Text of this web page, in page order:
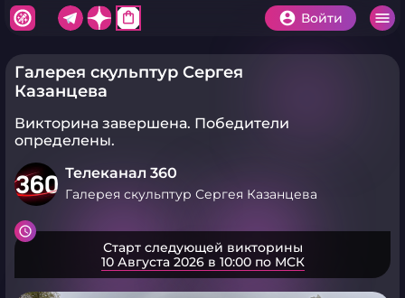
shopping_bag Войти
Галерея скульптур Сергея
Казанцева
Викторина завершена. Победители
определены.
Телеканал 360
Галерея скульптур Сергея Казанцева
Старт следующей викторины
10 Августа 2026 в 10:00 по МСК